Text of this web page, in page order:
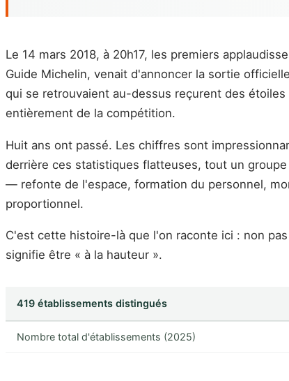
Le 14 mars 2018, à 20h17, les premiers
Guide Michelin, venait d'annoncer la sortie
qui se retrouvaient au-dessus reçurent des
entièrement de la compétition.
Huit ans ont passé. Les chiffres sont
derrière ces statistiques flatteuses, tout un
— refonte de l'espace, formation du personnel,
proportionnel.
C'est cette histoire-là que l'on raconte ici : non
signifie être « à la hauteur ».
419 établissements distingués
Nombre total d'établissements (2025)